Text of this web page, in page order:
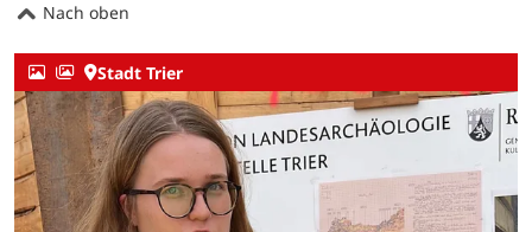
Nach oben
Stadt Trier